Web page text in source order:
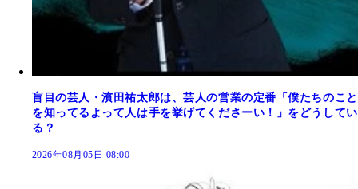
盲目の芸人・濱田祐太郎は、芸人の営業の定番「僕たちのこと
を知ってるよって人は手を挙げてくださーい！」をどうしてい
る？
2026年08月05日 08:00